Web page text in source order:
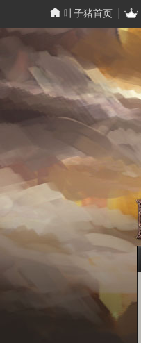
叶子猪首页